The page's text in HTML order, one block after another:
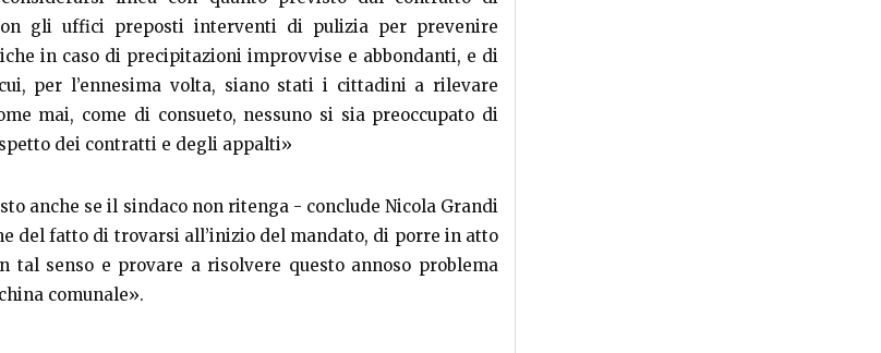
gli uffici preposti interventi di pulizia per prevenire
in caso di precipitazioni improvvise e abbondanti, e di
per l’ennesima volta, siano stati i cittadini a rilevare
mai, come di consueto, nessuno si sia preoccupato di
dei contratti e degli appalti»
anche se il sindaco non ritenga - conclude Nicola Grandi
del fatto di trovarsi all’inizio del mandato, di porre in atto
senso e provare a risolvere questo annoso problema
comunale».